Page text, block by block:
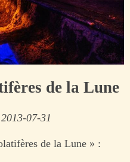
de la Lune
07-31
de la Lune » :